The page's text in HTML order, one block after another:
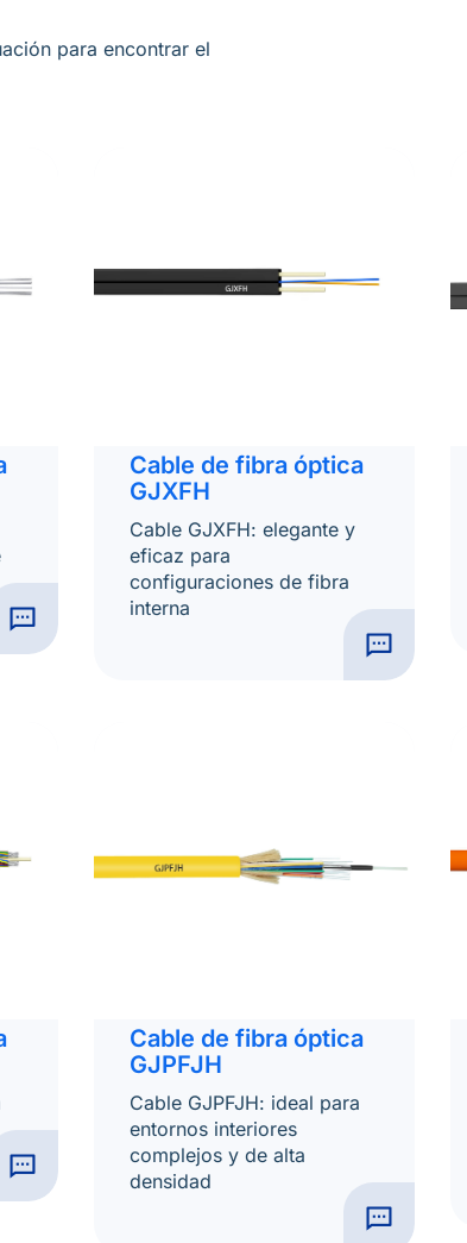
para encontrar el
Cable de fibra óptica
GJXFH
Cable GJXFH: elegante y
eficaz para
configuraciones de fibra
interna
Cable de fibra óptica
GJPFJH
Cable GJPFJH: ideal para
entornos interiores
complejos y de alta
densidad